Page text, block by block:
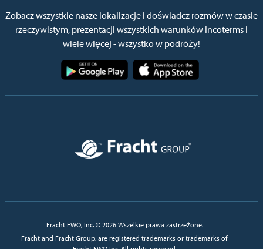
Zobacz wszystkie nasze lokalizacje i doświadcz rozmów w czasie
rzeczywistym, prezentacji wszystkich warunków Incoterms i
wiele więcej - wszystko w podróży!
Obraz
Obraz
Fracht FWO, Inc. © 2026 Wszelkie prawa zastrzeżone.
Fracht and Fracht Group, are registered trademarks or trademarks of